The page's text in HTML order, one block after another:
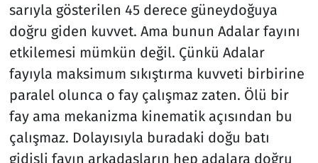
sarıyla gösterilen 45 derece güneydoğuya
doğru giden kuvvet. Ama bunun Adalar fayını
etkilemesi mümkün değil. Çünkü Adalar
fayıyla maksimum sıkıştırma kuvveti birbirine
paralel olunca o fay çalışmaz zaten. Ölü bir
fay ama mekanizma kinematik açısından bu
çalışmaz. Dolayısıyla buradaki doğu batı
gidişli fayın arkadaşların hep adalara doğru